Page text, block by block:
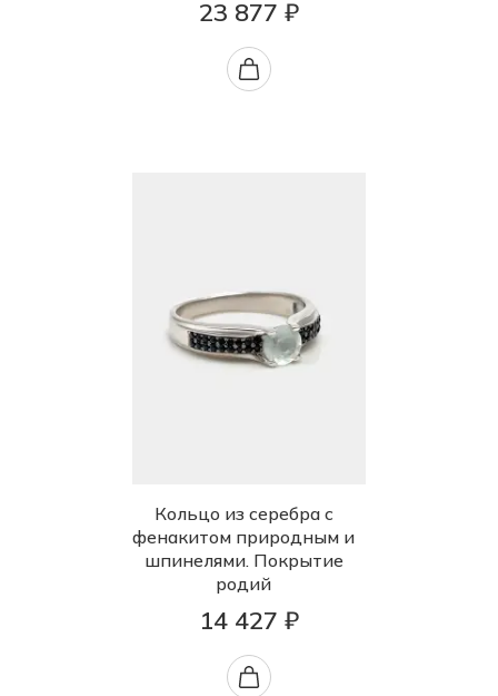
23 877 ₽
Кольцо из серебра с
фенакитом природным и
шпинелями. Покрытие
родий
14 427 ₽